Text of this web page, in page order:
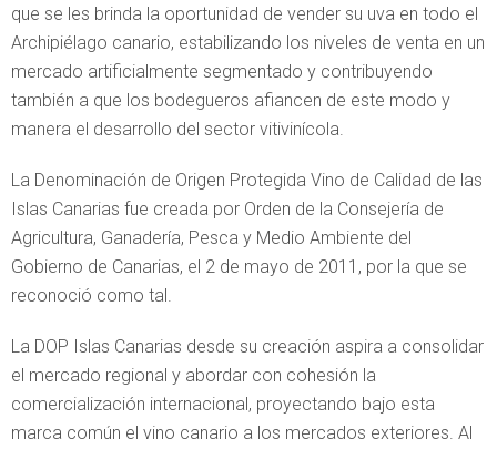
que se les brinda la oportunidad de vender su uva en todo el
Archipiélago canario, estabilizando los niveles de venta en un
mercado artificialmente segmentado y contribuyendo
también a que los bodegueros afiancen de este modo y
manera el desarrollo del sector vitivinícola.
La Denominación de Origen Protegida Vino de Calidad de las
Islas Canarias fue creada por Orden de la Consejería de
Agricultura, Ganadería, Pesca y Medio Ambiente del
Gobierno de Canarias, el 2 de mayo de 2011, por la que se
reconoció como tal.
La DOP Islas Canarias desde su creación aspira a consolidar
el mercado regional y abordar con cohesión la
comercialización internacional, proyectando bajo esta
marca común el vino canario a los mercados exteriores. Al